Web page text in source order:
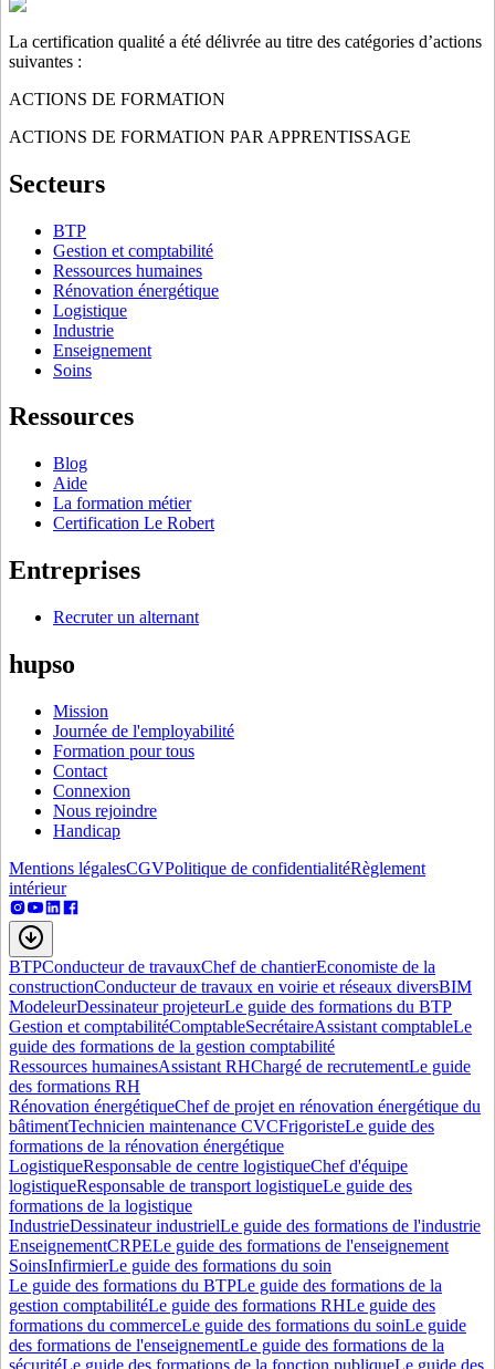
La certification qualité a été délivrée au titre des catégories d’actions
suivantes :
ACTIONS DE FORMATION
ACTIONS DE FORMATION PAR APPRENTISSAGE
Secteurs
BTP
Gestion et comptabilité
Ressources humaines
Rénovation énergétique
Logistique
Industrie
Enseignement
Soins
Ressources
Blog
Aide
La formation métier
Certification Le Robert
Entreprises
Recruter un alternant
hupso
Mission
Journée de l'employabilité
Formation pour tous
Contact
Connexion
Nous rejoindre
Handicap
Mentions légalesCGVPolitique de confidentialitéRèglement
intérieur
BTPConducteur de travauxChef de chantierEconomiste de la
constructionConducteur de travaux en voirie et réseaux diversBIM
ModeleurDessinateur projeteurLe guide des formations du BTP
Gestion et comptabilitéComptableSecrétaireAssistant comptableLe
guide des formations de la gestion comptabilité
Ressources humainesAssistant RHChargé de recrutementLe guide
des formations RH
Rénovation énergétiqueChef de projet en rénovation énergétique du
bâtimentTechnicien maintenance CVCFrigoristeLe guide des
formations de la rénovation énergétique
LogistiqueResponsable de centre logistiqueChef d'équipe
logistiqueResponsable de transport logistiqueLe guide des
formations de la logistique
IndustrieDessinateur industrielLe guide des formations de l'industrie
EnseignementCRPELe guide des formations de l'enseignement
SoinsInfirmierLe guide des formations du soin
Le guide des formations du BTPLe guide des formations de la
gestion comptabilitéLe guide des formations RHLe guide des
formations du commerceLe guide des formations du soinLe guide
des formations de l'enseignementLe guide des formations de la
sécuritéLe guide des formations de la fonction publiqueLe guide des